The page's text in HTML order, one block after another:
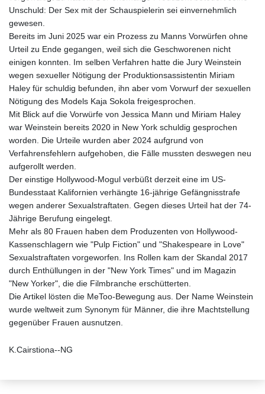
Unschuld: Der Sex mit der Schauspielerin sei einvernehmlich
gewesen.
Bereits im Juni 2025 war ein Prozess zu Manns Vorwürfen ohne
Urteil zu Ende gegangen, weil sich die Geschworenen nicht
einigen konnten. Im selben Verfahren hatte die Jury Weinstein
wegen sexueller Nötigung der Produktionsassistentin Miriam
Haley für schuldig befunden, ihn aber vom Vorwurf der sexuellen
Nötigung des Models Kaja Sokola freigesprochen.
Mit Blick auf die Vorwürfe von Jessica Mann und Miriam Haley
war Weinstein bereits 2020 in New York schuldig gesprochen
worden. Die Urteile wurden aber 2024 aufgrund von
Verfahrensfehlern aufgehoben, die Fälle mussten deswegen neu
aufgerollt werden.
Der einstige Hollywood-Mogul verbüßt derzeit eine im US-
Bundesstaat Kalifornien verhängte 16-jährige Gefängnisstrafe
wegen anderer Sexualstraftaten. Gegen dieses Urteil hat der 74-
Jährige Berufung eingelegt.
Mehr als 80 Frauen haben dem Produzenten von Hollywood-
Kassenschlagern wie "Pulp Fiction" und "Shakespeare in Love"
Sexualstraftaten vorgeworfen. Ins Rollen kam der Skandal 2017
durch Enthüllungen in der "New York Times" und im Magazin
"New Yorker", die die Filmbranche erschütterten.
Die Artikel lösten die MeToo-Bewegung aus. Der Name Weinstein
wurde weltweit zum Synonym für Männer, die ihre Machtstellung
gegenüber Frauen ausnutzen.
K.Cairstiona--NG